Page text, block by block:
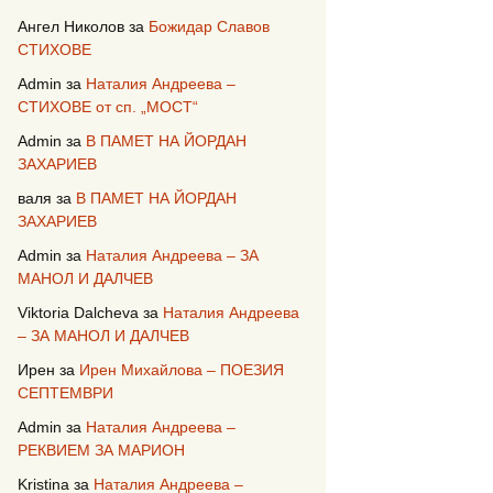
Ангел Николов за Божидар Славов
СТИХОВЕ
Admin за Наталия Андреева –
СТИХОВЕ от сп. „МОСТ“
Admin за В ПАМЕТ НА ЙОРДАН
ЗАХАРИЕВ
валя за В ПАМЕТ НА ЙОРДАН
ЗАХАРИЕВ
Admin за Наталия Андреева – ЗА
МАНОЛ И ДАЛЧЕВ
Viktoria Dalcheva за Наталия Андреева
– ЗА МАНОЛ И ДАЛЧЕВ
Ирен за Ирен Михайлова – ПОЕЗИЯ
СЕПТЕМВРИ
Admin за Наталия Андреева –
РЕКВИЕМ ЗА МАРИОН
Kristina за Наталия Андреева –